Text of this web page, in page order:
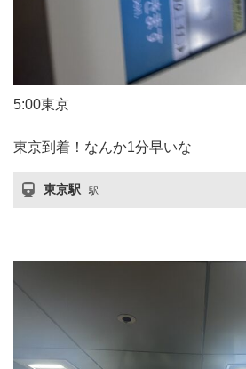
5:00東京
東京到着！なんか1分早いな
東京駅 駅